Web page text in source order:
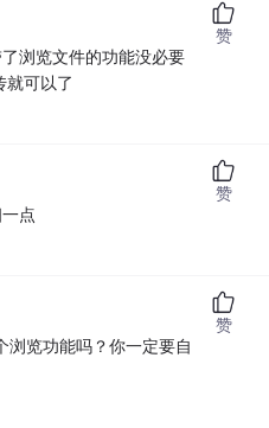
浏览文件的功能没必要
就可以了
赞
点
赞
浏览功能吗？你一定要自
赞